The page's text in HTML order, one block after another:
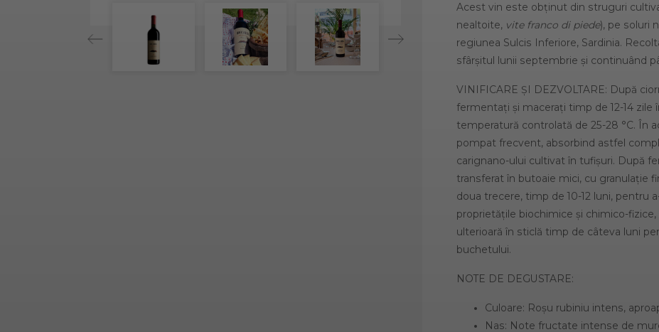
Acest vin este obținut din struguri
nealtoite, vite franco di piede), pe soluri
regiunea Sulcis Inferiore, Sardinia.
sfârșitul lunii septembrie și continuând
VINIFICARE ȘI DEZVOLTARE: După
fermentați și macerați timp de 12-14 zile
temperatură controlată de 25-28 °C. În
pompat frecvent, absorbind astfel
carignano-ului cultivat în tufișuri. După
transferat în butoaie mici, cu granulație
doua trecere, timp de 10-12 luni, pentru
proprietățile biochimice și chimico-
ulterioară în sticlă timp de câteva luni
buchetului.
NOTE DE DEGUSTARE:
Culoare: Roșu rubiniu intens,
Nas: Note fructate intense de